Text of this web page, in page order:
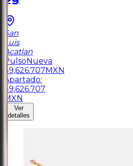
San
Luis
Acatlan
PulsoNueva
$9,626.707MXN
Apartado:
$9,626.707
MXN
Ver
detalles